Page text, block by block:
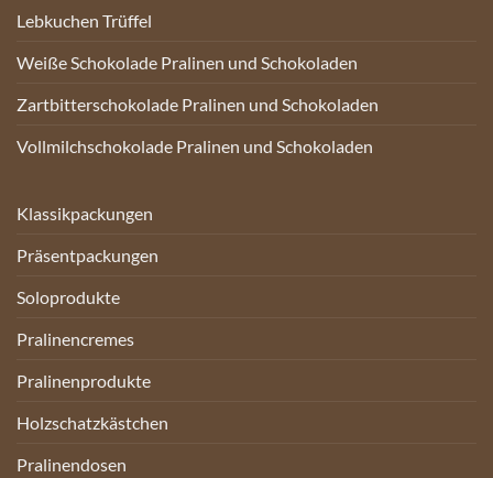
Lebkuchen Trüffel
Weiße Schokolade Pralinen und Schokoladen
Zartbitterschokolade Pralinen und Schokoladen
Vollmilchschokolade Pralinen und Schokoladen
Klassikpackungen
Präsentpackungen
Soloprodukte
Pralinencremes
Pralinenprodukte
Holzschatzkästchen
Pralinendosen